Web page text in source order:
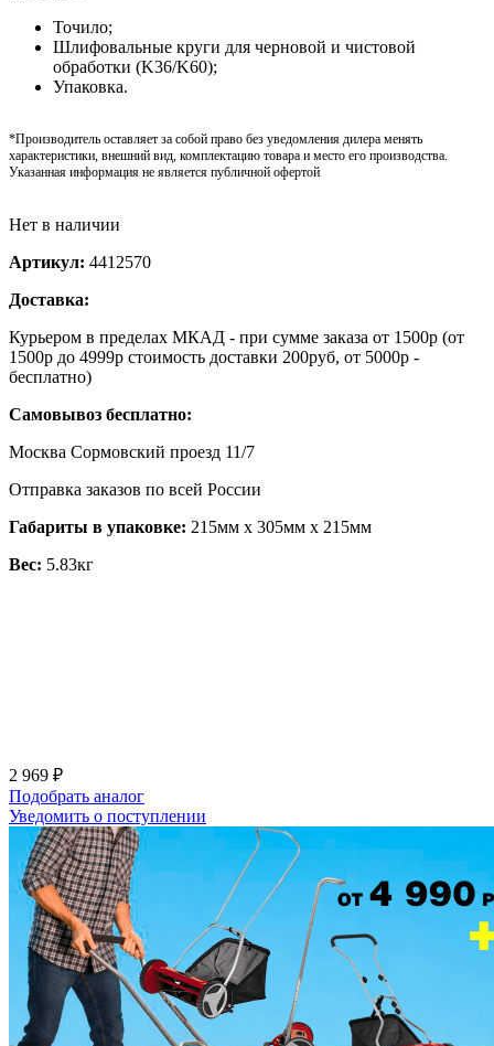
Точило;
Шлифовальные круги для черновой и чистовой
обработки (K36/K60);
Упаковка.
*Производитель оставляет за собой право без уведомления дилера менять
характеристики, внешний вид, комплектацию товара и место его производства.
Указанная информация не является публичной офертой
Нет в наличии
Артикул: 4412570
Доставка:
Курьером в пределах МКАД - при сумме заказа от 1500р (от
1500р до 4999р стоимость доставки 200руб, от 5000р -
бесплатно)
Самовывоз бесплатно:
Москва Сормовский проезд 11/7
Отправка заказов по всей России
Габариты в упаковке: 215мм x 305мм x 215мм
Вес: 5.83кг
2 969 ₽
Подобрать аналог
Уведомить о поступлении